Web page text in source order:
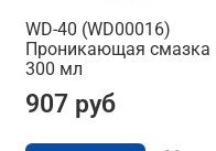
WD-40 (WD00016)
Проникающая смазка
300 мл
907 руб